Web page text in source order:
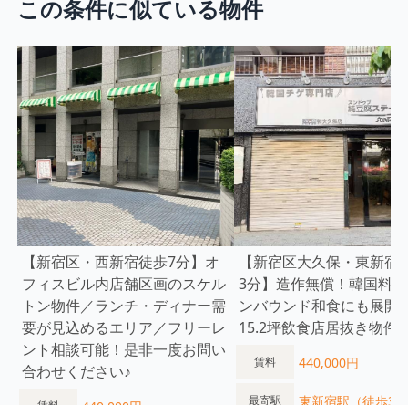
この条件に似ている物件
【新宿区・西新宿徒歩7分】オ
フィスビル内店舗区画のスケル
トン物件／ランチ・ディナー需
要が見込めるエリア／フリーレ
ント相談可能！是非一度お問い
合わせください♪
【新宿区大久保・東新宿
3分】造作無償！韓国料
ンバウンド和食にも展開
15.2坪飲食店居抜き物件
賃料 440,000円
最寄駅 東新宿駅（徒歩3